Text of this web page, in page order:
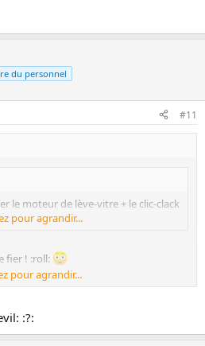
du personnel
#11
le moteur de lève-vitre + le clic-clack
pour agrandir...
fier ! :roll:
pour agrandir...
:?: